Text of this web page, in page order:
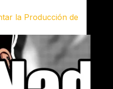
la Producción de